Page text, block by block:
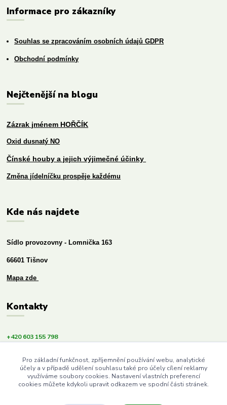
Informace pro zákazníky
Souhlas se zpracováním osobních údajů GDPR
Obchodní podmínky
Nejčtenější na blogu
Zázrak jménem HOŘČÍK
Oxid dusnatý NO
Čínské houby a jejich výjimečné účinky
Změna jídelníčku prospěje každému
Kde nás najdete
Sídlo provozovny - Lomnička 163
66601 Tišnov
Mapa zde
Kontakty
+420 603 155 798
info@budemezdravi.cz
Pro základní funkčnost, zpříjemnění používání webu, analytické
účely a v případě udělení souhlasu také pro účely cílení reklamy
využíváme soubory cookies. Nastavení vlastních preferencí
cookies můžete kdykoli upravit odkazem ve spodní části stránek.